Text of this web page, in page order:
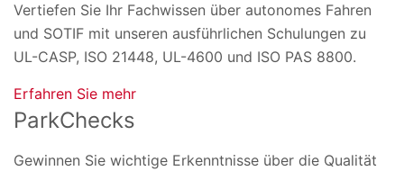
Vertiefen Sie Ihr Fachwissen über autonomes Fahren
und SOTIF mit unseren ausführlichen Schulungen zu
UL-CASP, ISO 21448, UL-4600 und ISO PAS 8800.
Erfahren Sie mehr
ParkChecks
Gewinnen Sie wichtige Erkenntnisse über die Qualität